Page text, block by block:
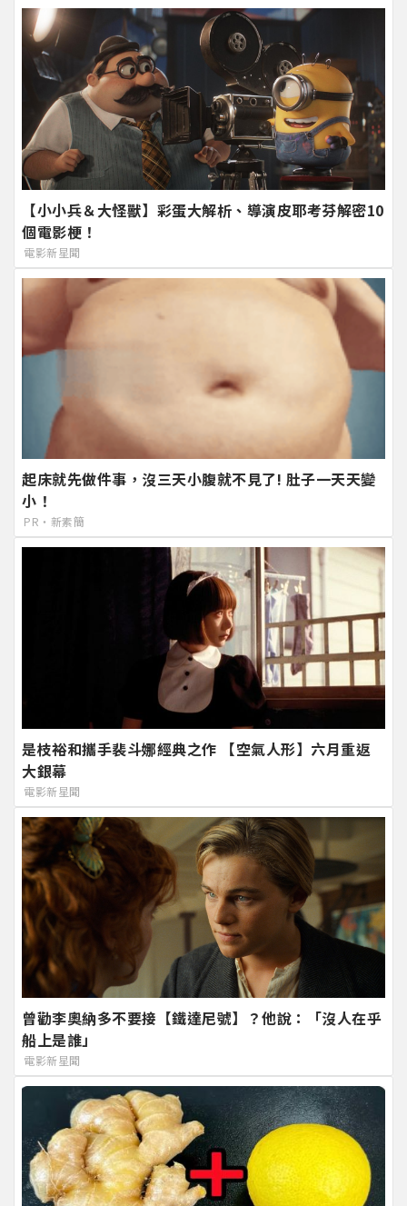
【小小兵＆大怪獸】彩蛋大解析、導演皮耶考芬解密10
個電影梗！
電影新星聞
起床就先做件事，沒三天小腹就不見了! 肚子一天天變
小！
PR・新素簡
是枝裕和攜手裴斗娜經典之作 【空氣人形】六月重返
大銀幕
電影新星聞
曾勸李奧納多不要接【鐵達尼號】？他說：「沒人在乎
船上是誰」
電影新星聞